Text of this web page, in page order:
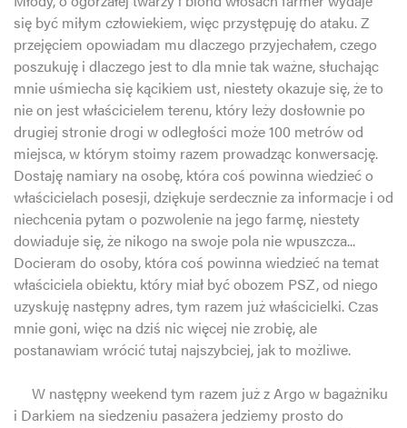
się być miłym człowiekiem, więc przystępuję do ataku. Z
przejęciem opowiadam mu dlaczego przyjechałem, czego
poszukuję i dlaczego jest to dla mnie tak ważne, słuchając
mnie uśmiecha się kącikiem ust, niestety okazuje się, że to
nie on jest właścicielem terenu, który leży dosłownie po
drugiej stronie drogi w odległości może 100 metrów od
miejsca, w którym stoimy razem prowadząc konwersację.
Dostaję namiary na osobę, która coś powinna wiedzieć o
właścicielach posesji, dziękuje serdecznie za informacje i od
niechcenia pytam o pozwolenie na jego farmę, niestety
dowiaduje się, że nikogo na swoje pola nie wpuszcza...
Docieram do osoby, która coś powinna wiedzieć na temat
właściciela obiektu, który miał być obozem PSZ, od niego
uzyskuję następny adres, tym razem już właścicielki. Czas
mnie goni, więc na dziś nic więcej nie zrobię, ale
postanawiam wrócić tutaj najszybciej, jak to możliwe.
W następny weekend tym razem już z Argo w bagażniku
i Darkiem na siedzeniu pasażera jedziemy prosto do